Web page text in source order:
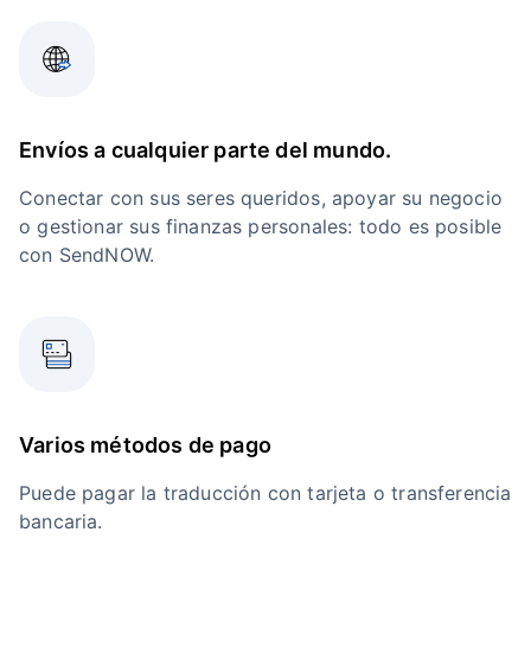
Envíos a cualquier parte del mundo.
Conectar con sus seres queridos, apoyar su negocio
o gestionar sus finanzas personales: todo es posible
con SendNOW.
Varios métodos de pago
Puede pagar la traducción con tarjeta o transferencia
bancaria.